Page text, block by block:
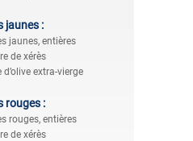
jaunes :
jaunes, entières
de xérès
d’olive extra-vierge
rouges :
rouges, entières
de xérès